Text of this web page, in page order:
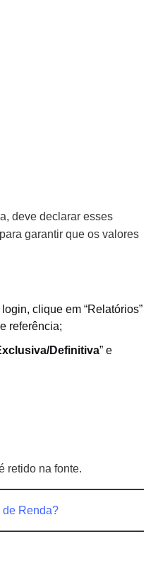
deve declarar esses
garantir que os valores
login, clique em “Relatórios”
referência;
Definitiva” e
retido na fonte.
de Renda?